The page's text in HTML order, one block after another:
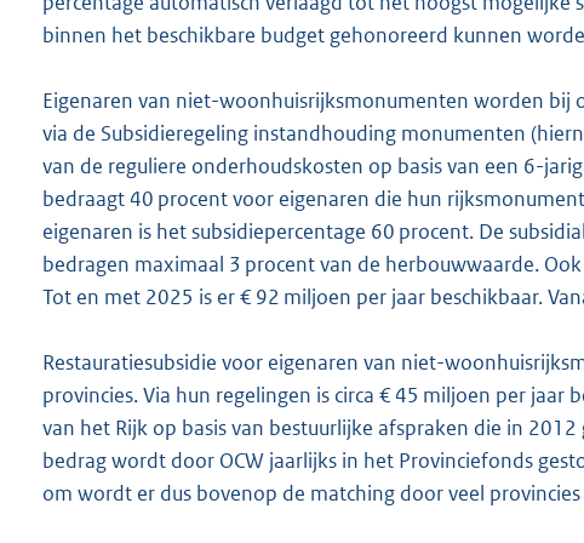
binnen het beschikbare budget gehonoreerd kunnen
Eigenaren van niet-woonhuisrijksmonumenten worden
via de Subsidieregeling instandhouding monumenten
van de reguliere onderhoudskosten op basis van een 6-
bedraagt 40 procent voor eigenaren die hun
eigenaren is het subsidiepercentage 60 procent. De
bedragen maximaal 3 procent van de herbouwwaarde.
Tot en met 2025 is er € 92 miljoen per jaar beschikbaar.
Restauratiesubsidie voor eigenaren van niet-
provincies. Via hun regelingen is circa € 45 miljoen per jaar
van het Rijk op basis van bestuurlijke afspraken die in
bedrag wordt door OCW jaarlijks in het Provinciefonds
om wordt er dus bovenop de matching door veel